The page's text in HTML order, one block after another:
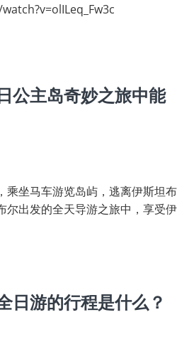
公主岛奇妙之旅中能
乘坐马车游览岛屿，逃离伊斯坦布
尔出发的全天导游之旅中，享受伊
日游的行程是什么？